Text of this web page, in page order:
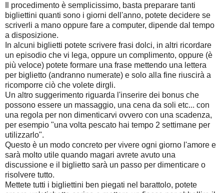
Il procedimento è semplicissimo, basta preparare tanti
bigliettini quanti sono i giorni dell'anno, potete decidere se
scriverli a mano oppure fare a computer, dipende dal tempo
a disposizione.
In alcuni biglietti potete scrivere frasi dolci, in altri ricordare
un episodio che vi lega, oppure un complimento, oppure (è
più veloce) potete formare una frase mettendo una lettera
per biglietto (andranno numerate) e solo alla fine riuscirà a
ricomporre ciò che volete dirgli.
Un altro suggerimento riguarda l'inserire dei bonus che
possono essere un massaggio, una cena da soli etc... con
una regola per non dimenticarvi ovvero con una scadenza,
per esempio "una volta pescato hai tempo 2 settimane per
utilizzarlo".
Questo è un modo concreto per vivere ogni giorno l'amore e
sarà molto utile quando magari avrete avuto una
discussione e il biglietto sarà un passo per dimenticare o
risolvere tutto.
Mettete tutti i bigliettini ben piegati nel barattolo, potete